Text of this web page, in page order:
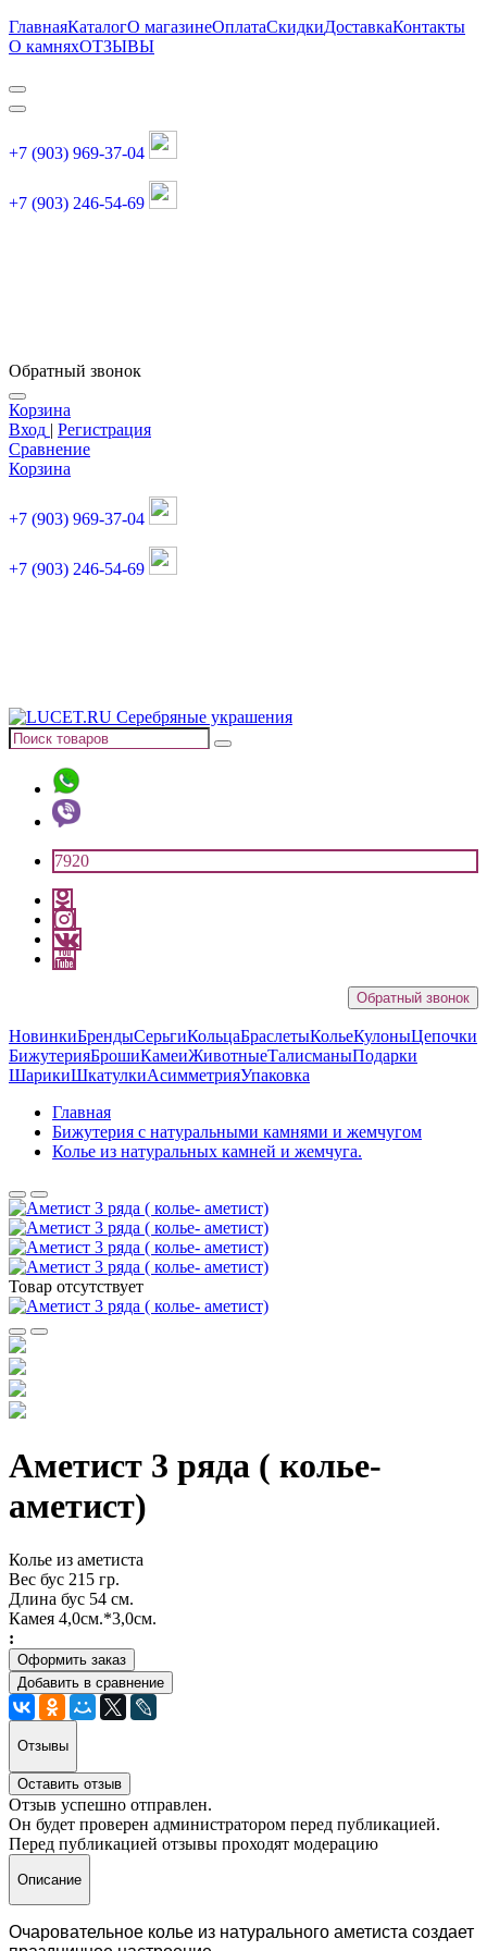
ГлавнаяКаталогО магазинеОплатаСкидкиДоставкаКонтакты
О камняхОТЗЫВЫ
+7 (903) 969-37-04
+7 (903) 246-54-69
Обратный звонок
Корзина
Вход | Регистрация
Сравнение
Корзина
+7 (903) 969-37-04
+7 (903) 246-54-69
7920
Обратный звонок
НовинкиБрендыСерьгиКольцаБраслетыКольеКулоныЦепочки
БижутерияБрошиКамеиЖивотныеТалисманыПодарки
ШарикиШкатулкиАсимметрияУпаковка
Главная
Бижутерия с натуральными камнями и жемчугом
Колье из натуральных камней и жемчуга.
Товар отсутствует
Аметист 3 ряда ( колье-
аметист)
Колье из аметиста
Вес бус 215 гр.
Длина бус 54 см.
Камея 4,0см.*3,0см.
:
Оформить заказ
Добавить в сравнение
Отзывы
Оставить отзыв
Отзыв успешно отправлен.
Он будет проверен администратором перед публикацией.
Перед публикацией отзывы проходят модерацию
Описание
Очаровательное колье из натурального аметиста создает